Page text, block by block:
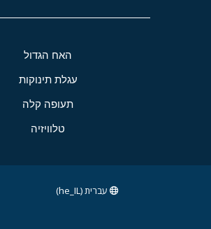
האח הגדול
עגלת תינוקות
תעופה קלה
טלוויזיה
עברית (he_IL)